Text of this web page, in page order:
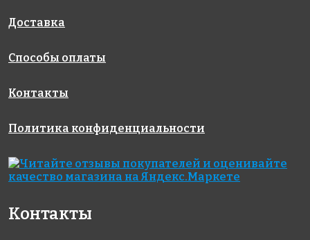
Доставка
Способы оплаты
Контакты
Политика конфиденциальности
Контакты